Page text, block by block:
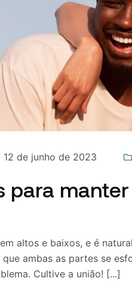
12 de junho de 2023
para
altos e baixos, e é
ambas as partes se
Cultive a união! [...]